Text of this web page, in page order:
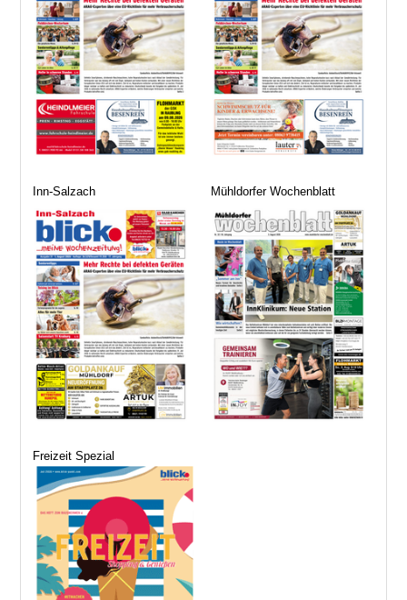
Inn-Salzach Mühldorfer Wochenblatt
Freizeit Spezial